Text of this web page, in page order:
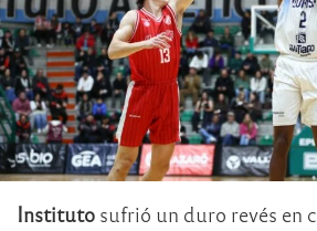
Instituto sufrió un duro revés en